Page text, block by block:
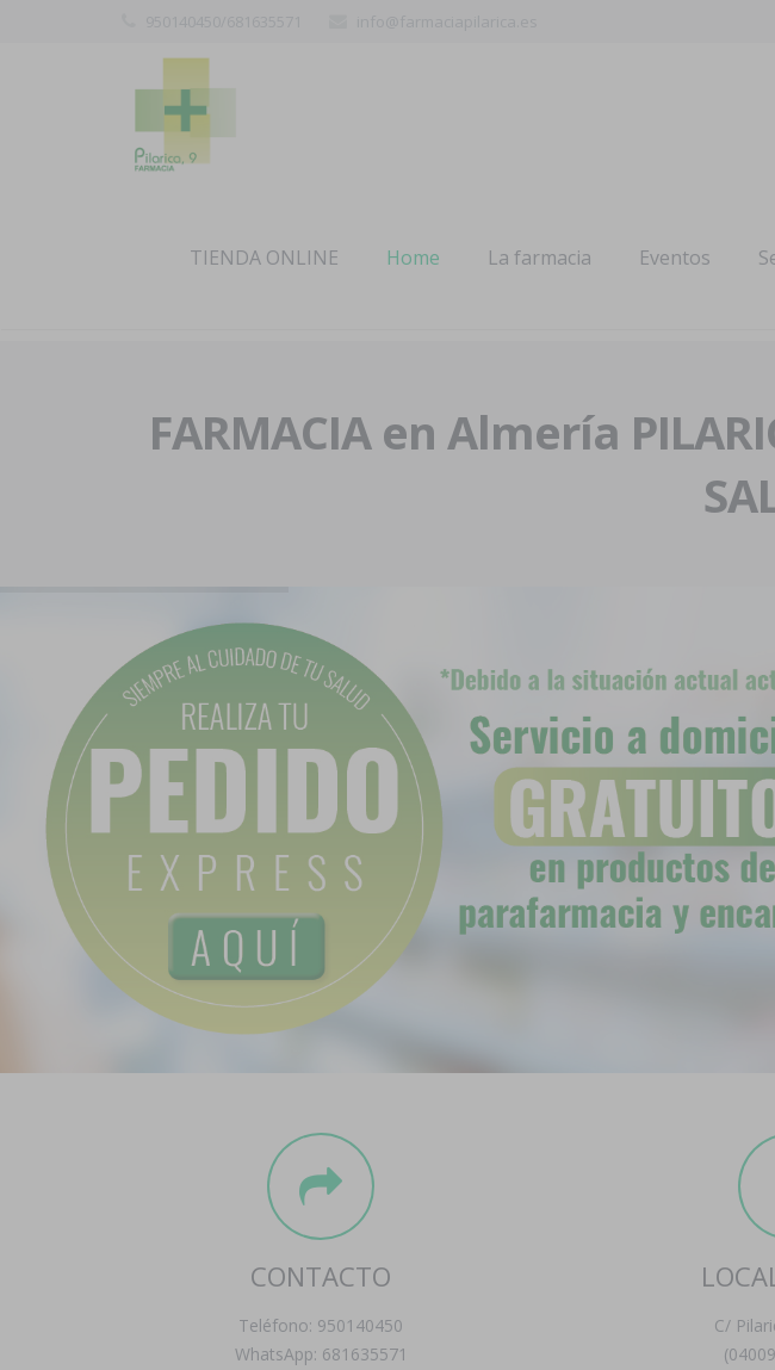
TIENDA ONLINE Home La farmacia Eventos
FARMACIA en Almería
CONTACTO
Teléfono: 950140450
WhatsApp: 681635571
C/